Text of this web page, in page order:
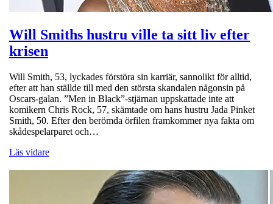
Will Smiths hustru ville ta sitt liv efter
krisen
Will Smith, 53, lyckades förstöra sin karriär, sannolikt för alltid,
efter att han ställde till med den största skandalen någonsin på
Oscars-galan. ”Men in Black”-stjärnan uppskattade inte att
komikern Chris Rock, 57, skämtade om hans hustru Jada Pinket
Smith, 50. Efter den berömda örfilen framkommer nya fakta om
skådespelarparet och…
Läs vidare